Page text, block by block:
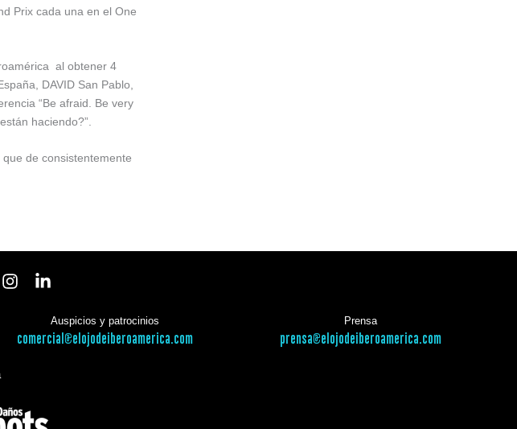
Prix cada una en el One
al obtener 4
DAVID San Pablo,
“Be afraid. Be very
haciendo?”.
de consistentemente
Auspicios y patrocinios
comercial@elojodeiberoamerica.com
Prensa
prensa@elojodeiberoamerica.com